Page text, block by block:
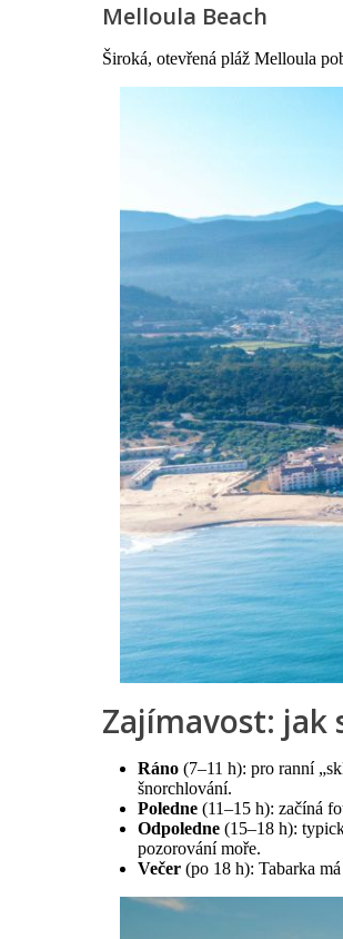
Melloula Beach
Široká, otevřená pláž Melloula
Zajímavost: jak
Ráno (7–11 h): pro ranní
šnorchlování.
Poledne (11–15 h): začíná
Odpoledne (15–18 h):
pozorování moře.
Večer (po 18 h): Tabarka